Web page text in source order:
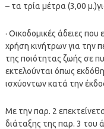
– τα τρία μέτρα (3,00
· Οικοδομικές άδειες
χρήση κινήτρων για την
της ποιότητας ζωής σε
εκτελούνται όπως
ισχύοντων κατά την
Με την παρ. 2
διάταξης της παρ. 3 του